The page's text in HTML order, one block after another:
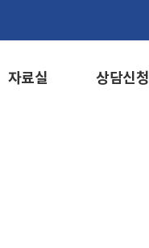
자료실 상담신청